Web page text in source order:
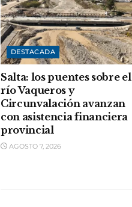
DESTACADA
Salta: los puentes sobre el
río Vaqueros y
Circunvalación avanzan
con asistencia financiera
provincial
AGOSTO 7, 2026